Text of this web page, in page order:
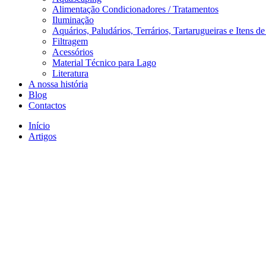
Alimentação Condicionadores / Tratamentos
Iluminação
Aquários, Paludários, Terrários, Tartarugueiras e Itens
Filtragem
Acessórios
Material Técnico para Lago
Literatura
A nossa história
Blog
Contactos
Início
Artigos